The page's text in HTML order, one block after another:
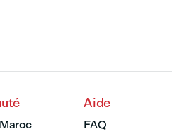
Aide
FAQ